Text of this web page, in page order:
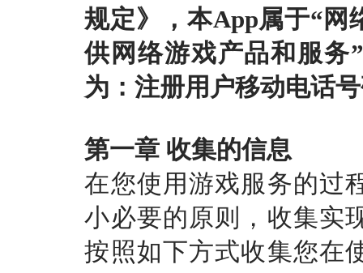
规定》，本App属于“网
供网络游戏产品和服务
为：注册用户移动电话
第一章 收集的信息
在您使用游戏服务的过
小必要的原则，收集实
按照如下方式收集您在